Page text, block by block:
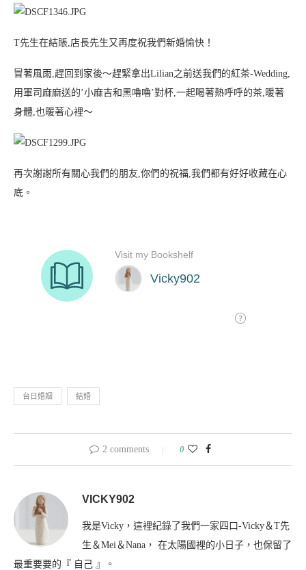
T先生在結賬,店長先生又再度祝我們新婚愉快！
冒著風雨,趕回到家後～趕緊拿出Lilian之前送我們的紅茶-Wedding,
用軍司麻麻送的’小麻吉和黑嚕嚕’對杯,一起喝著熱呼呼的茶,暖著
身體,也暖著心裡～
再次謝謝所有關心我們的朋友,你們的祝福,我們都有好好收藏在心
底。
台日婚姻 結婚
2 comments 0
VICKY902
我是Vicky，這裡紀錄了我們一家四口-Vicky＆T先
生＆Mei＆Nana， 在太陽國裡的小日子，也保留了
最重要要的『 自己 』。